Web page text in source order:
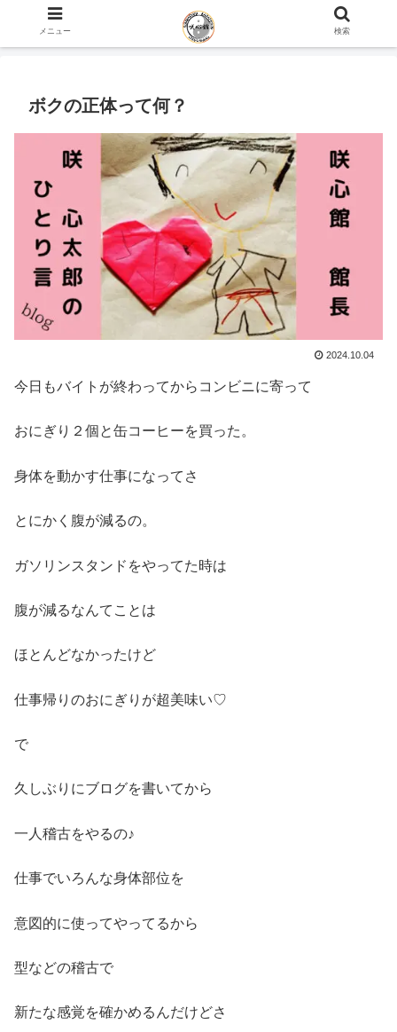
ホーム 咲心館 館長 咲 心太郎のひとり言 blog
ボクの正体って何？
2024.10.04
今日もバイトが終わってからコンビニに寄って
おにぎり２個と缶コーヒーを買った。
身体を動かす仕事になってさ
とにかく腹が減るの。
ガソリンスタンドをやってた時は
腹が減るなんてことは
ほとんどなかったけど
仕事帰りのおにぎりが超美味い♡
で
久しぶりにブログを書いてから
一人稽古をやるの♪
仕事でいろんな身体部位を
意図的に使ってやってるから
型などの稽古で
新たな感覚を確かめるんだけどさ
メニュー 検索